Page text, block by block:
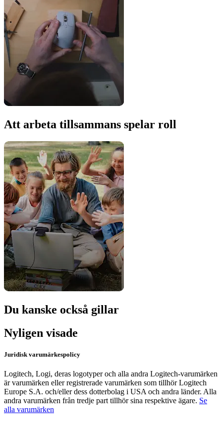
Att arbeta tillsammans spelar roll
Du kanske också gillar
Nyligen visade
Juridisk varumärkespolicy
Logitech, Logi, deras logotyper och alla andra Logitech-varumärken
är varumärken eller registrerade varumärken som tillhör Logitech
Europe S.A. och/eller dess dotterbolag i USA och andra länder. Alla
andra varumärken från tredje part tillhör sina respektive ägare. Se
alla varumärken